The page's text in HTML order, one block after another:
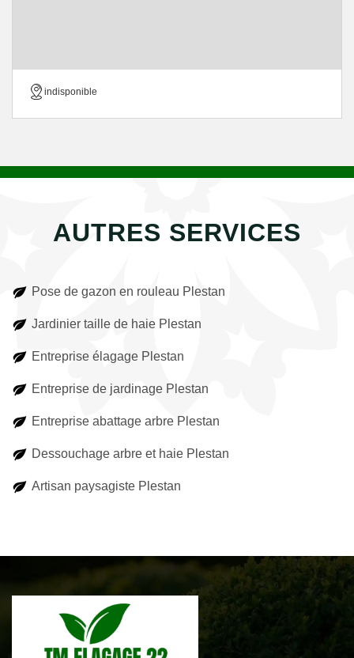
indisponible
AUTRES SERVICES
Pose de gazon en rouleau Plestan
Jardinier taille de haie Plestan
Entreprise élagage Plestan
Entreprise de jardinage Plestan
Entreprise abattage arbre Plestan
Dessouchage arbre et haie Plestan
Artisan paysagiste Plestan